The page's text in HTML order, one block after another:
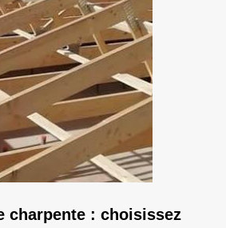
charpente : choisissez